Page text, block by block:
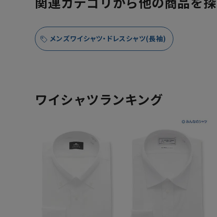
メンズワイシャツ・ドレスシャツ(長袖)
ワイシャツランキング